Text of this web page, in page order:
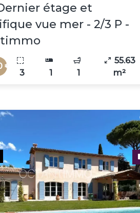
étage et
vue mer - 2/3 P -
€
3 1 1
55.63
m²